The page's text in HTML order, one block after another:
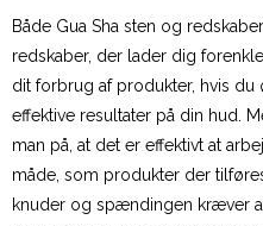
Både Gua Sha sten og
redskaber, der lader dig
dit forbrug af produkter, hvis du
effektive resultater på din hud.
man på, at det er effektivt at
måde, som produkter der
knuder og spændingen kræver